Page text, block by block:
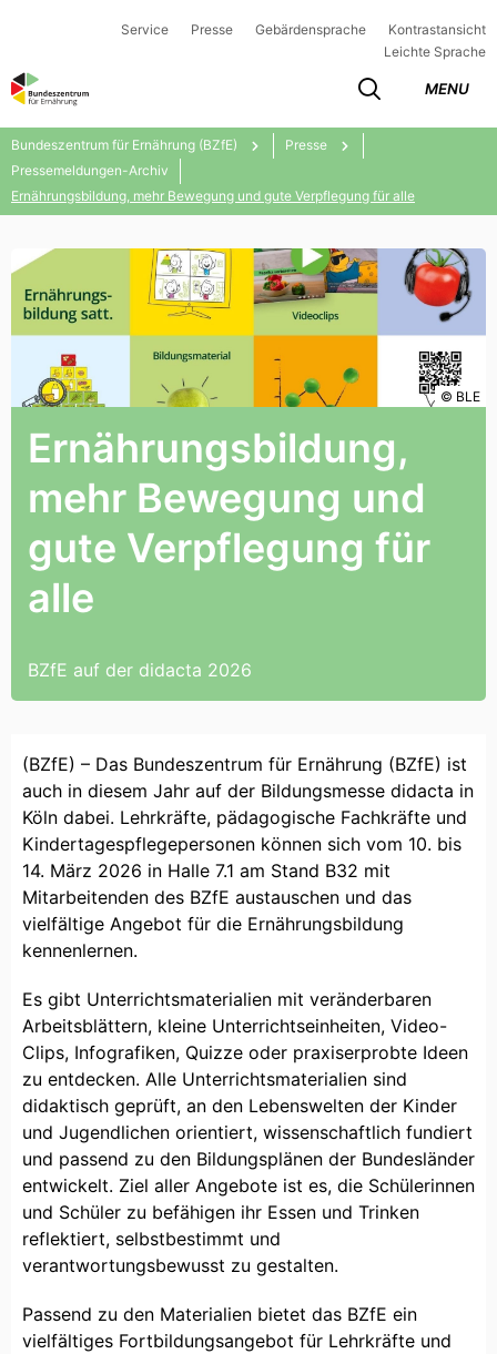
Service Presse Gebärdensprache
Kontrastansicht
Leichte Sprache
MENU
Bundeszentrum für Ernährung (BZfE)
Presse
Pressemeldungen-Archiv
Ernährungsbildung, mehr Bewegung und gute Verpflegung für alle
Ernährungsbildung,
mehr Bewegung und
gute Verpflegung für
alle
BZfE auf der didacta 2026
© BLE
(BZfE) – Das Bundeszentrum für Ernährung (BZfE) ist
auch in diesem Jahr auf der Bildungsmesse didacta in
Köln dabei. Lehrkräfte, pädagogische Fachkräfte und
Kindertagespflegepersonen können sich vom 10. bis
14. März 2026 in Halle 7.1 am Stand B32 mit
Mitarbeitenden des BZfE austauschen und das
vielfältige Angebot für die Ernährungsbildung
kennenlernen.
Es gibt Unterrichtsmaterialien mit veränderbaren
Arbeitsblättern, kleine Unterrichtseinheiten, Video-
Clips, Infografiken, Quizze oder praxiserprobte Ideen
zu entdecken. Alle Unterrichtsmaterialien sind
didaktisch geprüft, an den Lebenswelten der Kinder
und Jugendlichen orientiert, wissenschaftlich fundiert
und passend zu den Bildungsplänen der Bundesländer
entwickelt. Ziel aller Angebote ist es, die Schülerinnen
und Schüler zu befähigen ihr Essen und Trinken
reflektiert, selbstbestimmt und
verantwortungsbewusst zu gestalten.
Passend zu den Materialien bietet das BZfE ein
vielfältiges Fortbildungsangebot für Lehrkräfte und